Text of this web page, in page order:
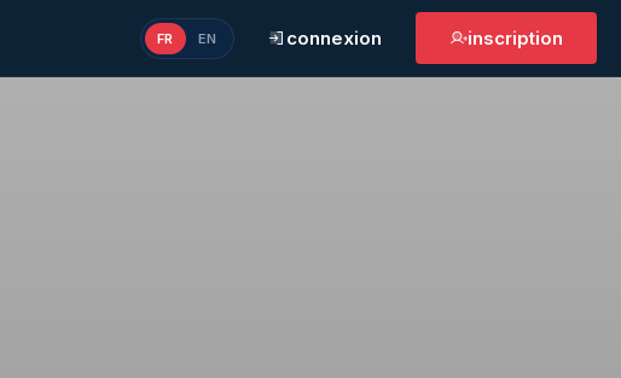
FR EN connexion inscription